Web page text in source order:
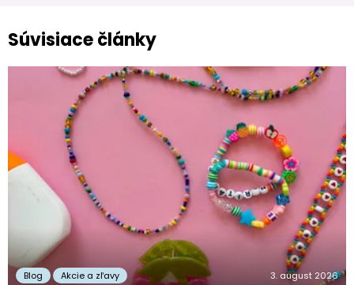
Súvisiace články
Blog Akcie a zľavy 3. august 2026